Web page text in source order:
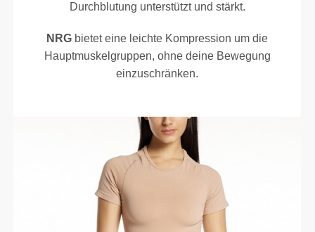
Durchblutung unterstützt und stärkt.
NRG bietet eine leichte Kompression um die
Hauptmuskelgruppen, ohne deine Bewegung
einzuschränken.